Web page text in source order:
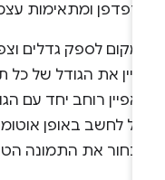
ומתאימות עצמן
לספק גדלים
את הגודל של כל
רוחב יחד עם
לחשב באופן
את התמונה